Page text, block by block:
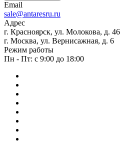
Email
sale@antaresru.ru
Адрес
г. Красноярск, ул. Молокова, д. 46
г. Москва, ул. Вернисажная, д. 6
Режим работы
Пн - Пт: с 9:00 до 18:00